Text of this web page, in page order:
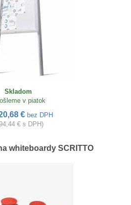
Skladom
v piatok
€ bez DPH
€ s DPH)
whiteboardy SCRITTO